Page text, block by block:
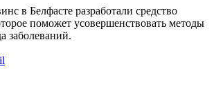
в Белфасте разработали средство
поможет усовершенствовать методы
заболеваний.